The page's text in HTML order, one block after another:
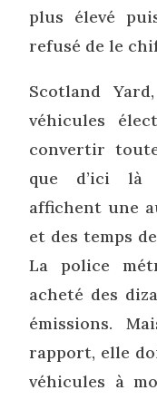
plus élevé
refusé de le
Scotland
véhicules
convertir
que d’ici là
affichent une
et des temps
La police
acheté des
émissions.
rapport, elle
véhicules à